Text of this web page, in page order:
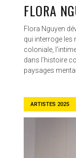
FLORA
Flora Nguyen
qui interroge les
coloniale,
dans l’histoire
paysages
ARTISTES 2025